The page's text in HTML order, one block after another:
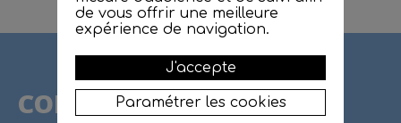
CONTACT
de vous offrir une meilleure
expérience de navigation.
J'accepte
Paramétrer les cookies